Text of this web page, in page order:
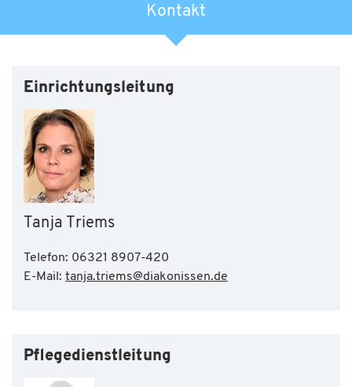
Kontakt
Einrichtungsleitung
Tanja Triems
Telefon: 06321 8907-420
E-Mail: tanja.triems@diakonissen.de
Pflegedienstleitung